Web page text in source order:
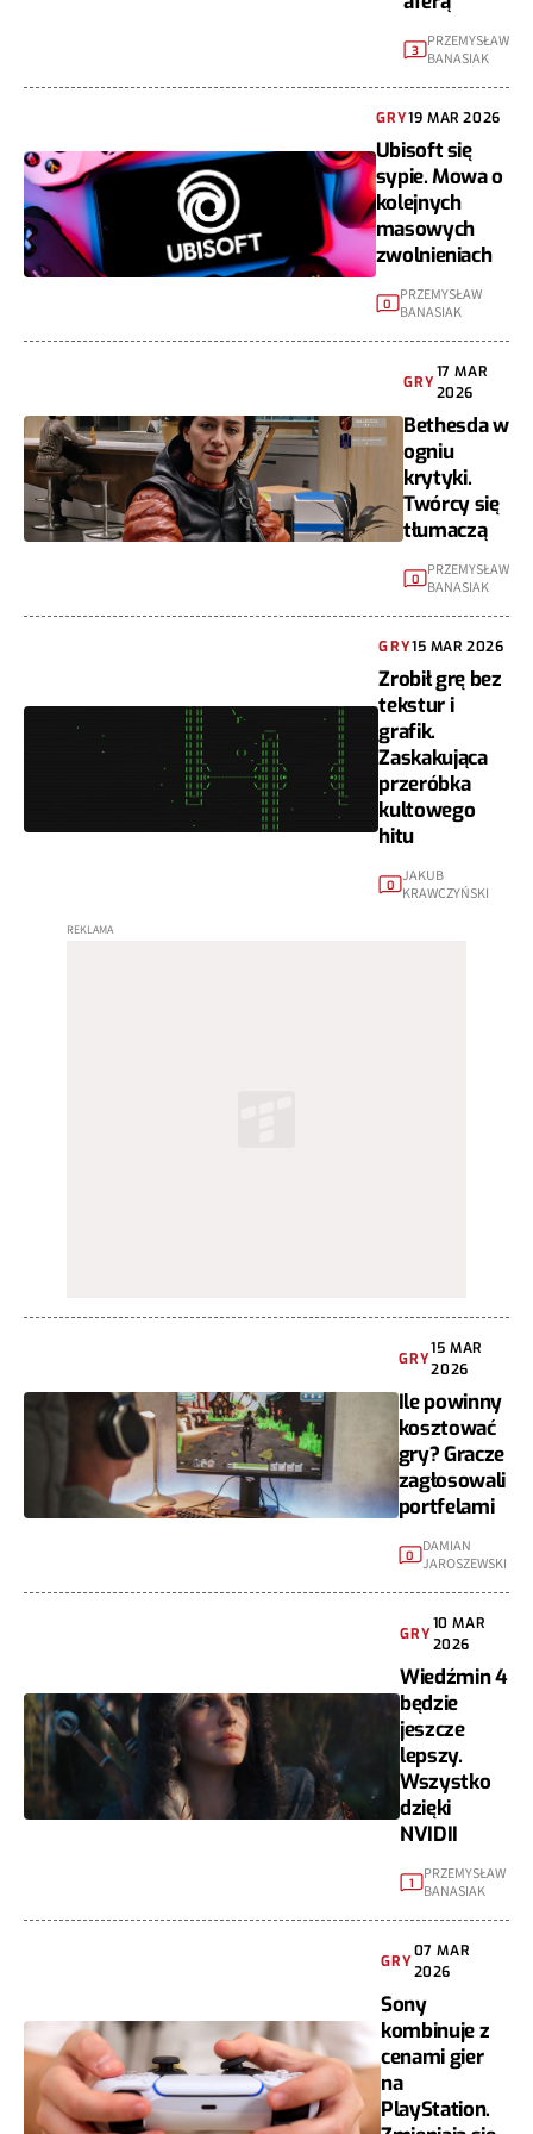
3
PRZEMYSŁAW
BANASIAK
GRY19 MAR 2026
Ubisoft się
sypie. Mowa o
kolejnych
masowych
zwolnieniach
0 PRZEMYSŁAW
BANASIAK
GRY
17 MAR
2026
Bethesda w
ogniu
krytyki.
Twórcy się
tłumaczą
0
PRZEMYSŁAW
BANASIAK
GRY15 MAR 2026
Zrobił grę bez
tekstur i
grafik.
Zaskakująca
przeróbka
kultowego
hitu
0 JAKUB
KRAWCZYŃSKI
GRY
15 MAR
2026
Ile powinny
kosztować
gry? Gracze
zagłosowali
portfelami
0
DAMIAN
JAROSZEWSKI
GRY
10 MAR
2026
Wiedźmin 4
będzie
jeszcze
lepszy.
Wszystko
dzięki
NVIDII
1
PRZEMYSŁAW
BANASIAK
GRY
07 MAR
2026
Sony
kombinuje z
cenami gier
na
PlayStation.